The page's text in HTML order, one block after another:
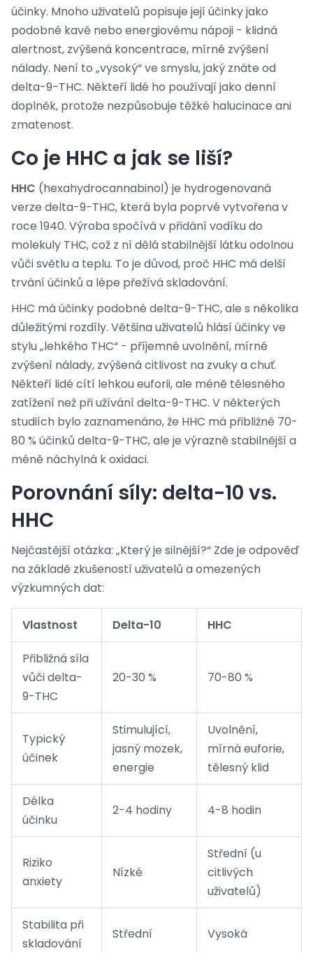
účinky. Mnoho uživatelů popisuje její účinky jako
podobné kavě nebo energiovému nápoji - klidná
alertnost, zvýšená koncentrace, mírné zvýšení
nálady. Není to „vysoký“ ve smyslu, jaký znáte od
delta-9-THC. Někteří lidé ho používají jako denní
doplněk, protože nezpůsobuje těžké halucinace ani
zmatenost.
Co je HHC a jak se liší?
HHC (hexahydrocannabinol) je hydrogenovaná
verze delta-9-THC, která byla poprvé vytvořena v
roce 1940. Výroba spočívá v přidání vodíku do
molekuly THC, což z ní dělá stabilnější látku odolnou
vůči světlu a teplu. To je důvod, proč HHC má delší
trvání účinků a lépe přežívá skladování.
HHC má účinky podobné delta-9-THC, ale s několika
důležitými rozdíly. Většina uživatelů hlásí účinky ve
stylu „lehkého THC“ - příjemné uvolnění, mírné
zvýšení nálady, zvýšená citlivost na zvuky a chuť.
Někteří lidé cítí lehkou euforii, ale méně tělesného
zatížení než při užívání delta-9-THC. V některých
studiích bylo zaznamenáno, že HHC má přibližně 70-
80 % účinků delta-9-THC, ale je výrazně stabilnější a
méně náchylná k oxidaci.
Porovnání síly: delta-10 vs.
HHC
Nejčastější otázka: „Který je silnější?“ Zde je odpověď
na základě zkušeností uživatelů a omezených
výzkumných dat:
Vlastnost Delta-10 HHC
Přibližná síla
vůči delta-
9-THC
20-30 % 70-80 %
Typický
účinek
Stimulující,
jasný mozek,
energie
Uvolnění,
mírná euforie,
tělesný klid
Délka
účinku
2-4 hodiny 4-8 hodin
Riziko
anxiety
Nízké
Střední (u
citlivých
uživatelů)
Stabilita při
skladování
Střední Vysoká